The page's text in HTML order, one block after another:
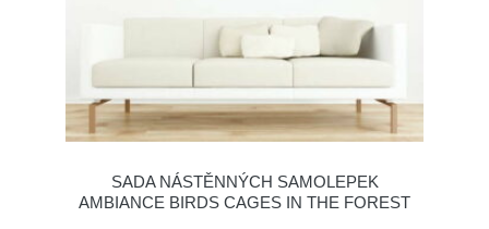
SADA NÁSTĚNNÝCH SAMOLEPEK
AMBIANCE BIRDS CAGES IN THE FOREST